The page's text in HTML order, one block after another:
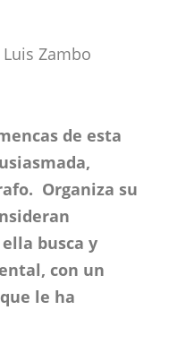
Zambo
de esta
Organiza su
busca y
con un
le ha